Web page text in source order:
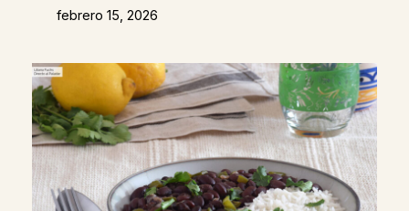
febrero 15, 2026